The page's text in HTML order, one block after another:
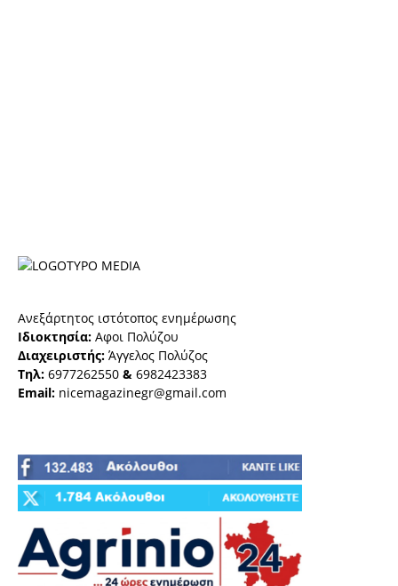
Ανεξάρτητος ιστότοπος ενημέρωσης
Ιδιοκτησία: Αφοι Πολύζου
Διαχειριστής: Άγγελος Πολύζος
Τηλ: 6977262550 & 6982423383
Email: nicemagazinegr@gmail.com